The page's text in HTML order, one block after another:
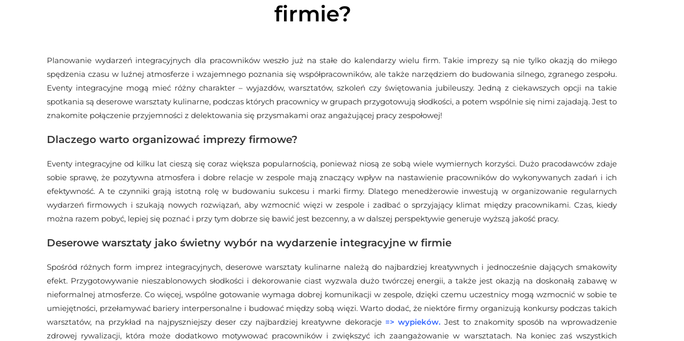
firmie?
Planowanie wydarzeń integracyjnych dla pracowników weszło już na stałe do kalendarzy wielu firm. Takie imprezy są nie tylko okazją do miłego
spędzenia czasu w luźnej atmosferze i wzajemnego poznania się współpracowników, ale także narzędziem do budowania silnego, zgranego zespołu.
Eventy integracyjne mogą mieć różny charakter – wyjazdów, warsztatów, szkoleń czy świętowania jubileuszy. Jedną z ciekawszych opcji na takie
spotkania są deserowe warsztaty kulinarne, podczas których pracownicy w grupach przygotowują słodkości, a potem wspólnie się nimi zajadają. Jest to
znakomite połączenie przyjemności z delektowania się przysmakami oraz angażującej pracy zespołowej!
Dlaczego warto organizować imprezy firmowe?
Eventy integracyjne od kilku lat cieszą się coraz większa popularnością, ponieważ niosą ze sobą wiele wymiernych korzyści. Dużo pracodawców zdaje
sobie sprawę, że pozytywna atmosfera i dobre relacje w zespole mają znaczący wpływ na nastawienie pracowników do wykonywanych zadań i ich
efektywność. A te czynniki grają istotną rolę w budowaniu sukcesu i marki firmy. Dlatego menedżerowie inwestują w organizowanie regularnych
wydarzeń firmowych i szukają nowych rozwiązań, aby wzmocnić więzi w zespole i zadbać o sprzyjający klimat między pracownikami. Czas, kiedy
można razem pobyć, lepiej się poznać i przy tym dobrze się bawić jest bezcenny, a w dalszej perspektywie generuje wyższą jakość pracy.
Deserowe warsztaty jako świetny wybór na wydarzenie integracyjne w firmie
Spośród różnych form imprez integracyjnych, deserowe warsztaty kulinarne należą do najbardziej kreatywnych i jednocześnie dających smakowity
efekt. Przygotowywanie nieszablonowych słodkości i dekorowanie ciast wyzwala dużo twórczej energii, a także jest okazją na doskonałą zabawę w
nieformalnej atmosferze. Co więcej, wspólne gotowanie wymaga dobrej komunikacji w zespole, dzięki czemu uczestnicy mogą wzmocnić w sobie te
umiejętności, przełamywać bariery interpersonalne i budować między sobą więzi. Warto dodać, że niektóre firmy organizują konkursy podczas takich
warsztatów, na przykład na najpyszniejszy deser czy najbardziej kreatywne dekoracje => wypieków. Jest to znakomity sposób na wprowadzenie
zdrowej rywalizacji, która może dodatkowo motywować pracowników i zwiększyć ich zaangażowanie w warsztatach. Na koniec zaś wszystkich